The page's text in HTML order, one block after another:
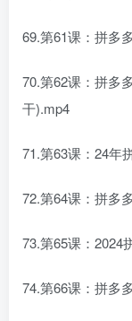
69.第61课：拼多
70.第62课：拼多
干).mp4
71.第63课：24年
72.第64课：拼多
73.第65课：2024
74.第66课：拼多